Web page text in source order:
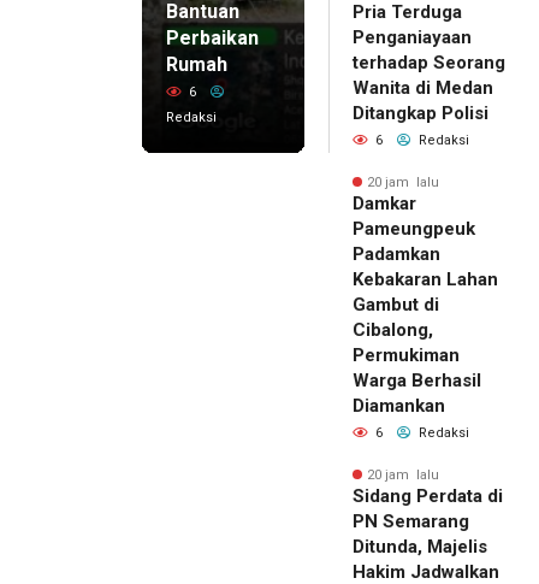
Bantuan
Perbaikan
Rumah
6
Redaksi
Pria Terduga
Penganiayaan
terhadap Seorang
Wanita di Medan
Ditangkap Polisi
6 Redaksi
20 jam lalu
Damkar
Pameungpeuk
Padamkan
Kebakaran Lahan
Gambut di
Cibalong,
Permukiman
Warga Berhasil
Diamankan
6 Redaksi
20 jam lalu
Sidang Perdata di
PN Semarang
Ditunda, Majelis
Hakim Jadwalkan